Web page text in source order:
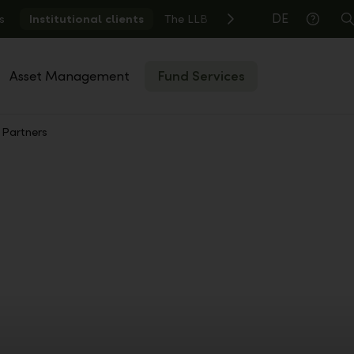
Institutional clients The LLB
DE
Help
Asset Management Fund Services
Partners